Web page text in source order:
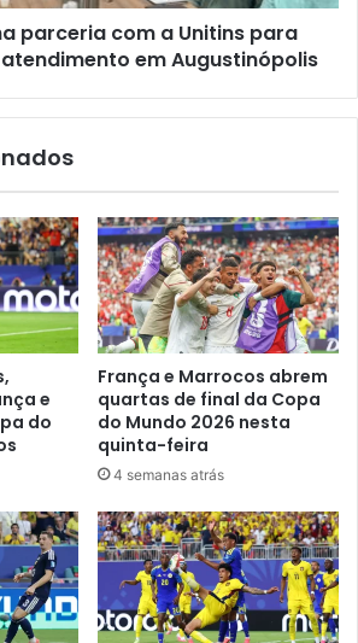
parceria com a Unitins para
em Augustinópolis
e
do
França e Marrocos abrem
quartas de final da Copa
do Mundo 2026 nesta
quinta-feira
4 semanas atrás